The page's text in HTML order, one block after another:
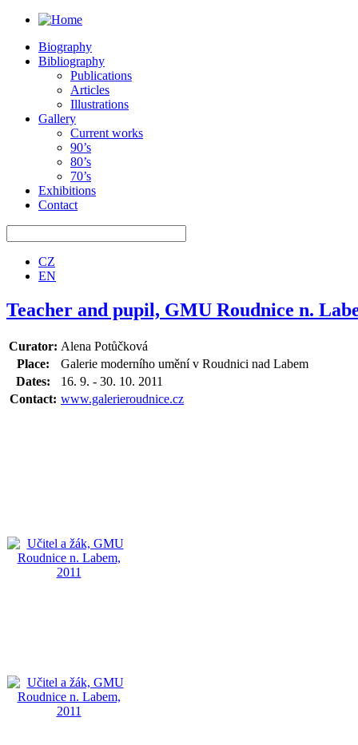
Biography
Bibliography
Publications
Articles
Illustrations
Gallery
Current works
90’s
80’s
70’s
Exhibitions
Contact
CZ
EN
Teacher and pupil, GMU Roudnice n.
Curator: Alena Potůčková
Place:
Galerie moderního umění v Roudnici nad Labem
Dates:
16. 9. - 30. 10. 2011
Contact: www.galerieroudnice.cz